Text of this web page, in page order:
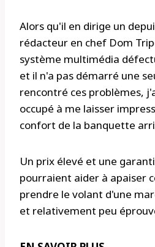
Alors qu'il en dirige un
rédacteur en chef Dom
système multimédia
et il n'a pas démarré une
rencontré ces problèmes,
occupé à me laisser
confort de la banquette
Un prix élevé et une
pourraient aider à apaiser
prendre le volant d'une
et relativement peu